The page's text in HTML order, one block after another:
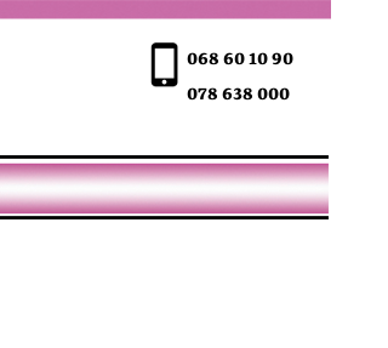
068 60 10 90
078 638 000